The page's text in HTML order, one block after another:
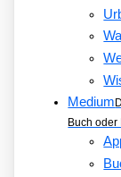
Medium
Buch oder